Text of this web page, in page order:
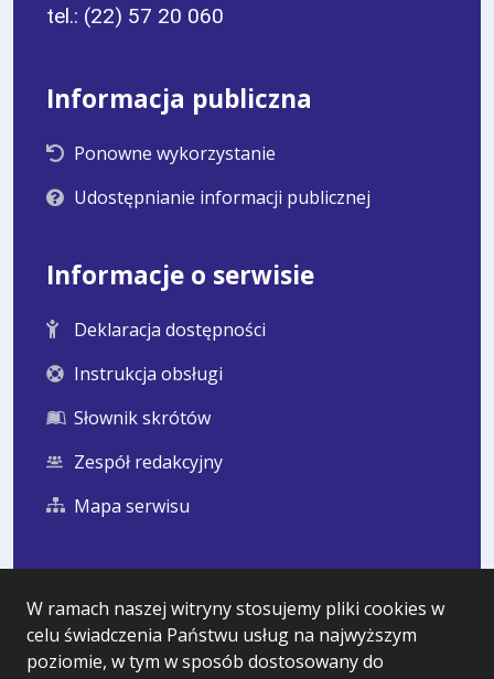
W ramach naszej witryny stosujemy pliki cookies w
celu świadczenia Państwu usług na najwyższym
poziomie, w tym w sposób dostosowany do
tel.: (22) 57 20 060
Informacja publiczna
Ponowne wykorzystanie
Udostępnianie informacji publicznej
Informacje o serwisie
Deklaracja dostępności
Instrukcja obsługi
Słownik skrótów
Zespół redakcyjny
Mapa serwisu
Statystyki oglądalności